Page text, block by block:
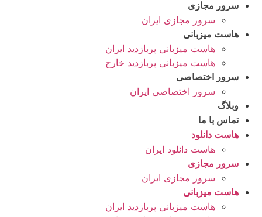
سرور مجازی
سرور مجازی ایران
هاست میزبانی
هاست میزبانی پربازدید ایران
هاست میزبانی پربازدید خارج
سرور اختصاصی
سرور اختصاصی ایران
وبلاگ
تماس با ما
هاست دانلود
هاست دانلود ایران
سرور مجازی
سرور مجازی ایران
هاست میزبانی
هاست میزبانی پربازدید ایران